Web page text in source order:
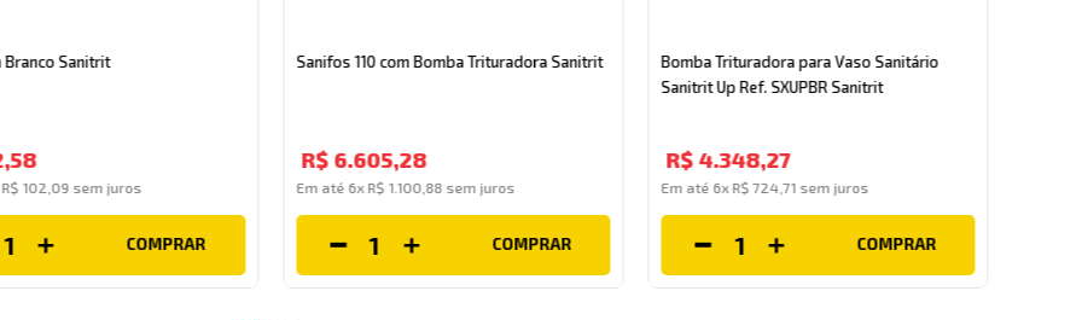
Branco Sanitrit
,58
R$ 102 09 sem juros
COMPRAR
Sanifos 110 com Bomba Trituradora Sanitrit
R$ 6.605,28
Em até 6x R$ 1. 100, 88sem juros
COMPRAR
Bomba Trituradora para Vaso Sanitário
Sanitrit Up Ref. SXUPBR Sanitrit
R$4.348,27
Em até 6x R$ 724 ,71 sem juros
COMPRAR